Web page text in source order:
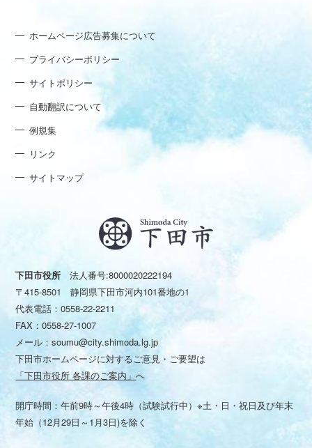
ホームページ広告募集について
プライバシーポリシー
サイトポリシー
自動翻訳について
例規集
リンク
サイトマップ
下田市役所 法人番号:8000020222194
〒415-8501 静岡県下田市河内101番地の1
代表電話：0558-22-2211
FAX：0558-27-1007
メール：soumu@city.shimoda.lg.jp
下田市ホームページに対するご意見・ご要望は
「下田市役所 各課のご案内」へ
開庁時間：午前9時～午後4時（試験試行中）※土・日・祝日及び年末
年始（12月29日～1月3日)を除く